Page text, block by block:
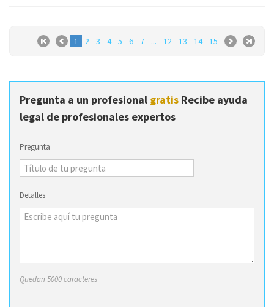
1 2 3 4 5 6 7 ... 12 13 14 15
Pregunta a un profesional gratis Recibe ayuda
legal de profesionales expertos
Pregunta
Detalles
Quedan 5000 caracteres